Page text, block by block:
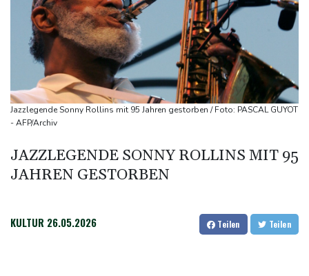
Nordrhein-Westfalen
Menschenrechtsgruppen: Mehr als 140 Tote bei Migrationskrise
in Ceuta
Mindestens zehn Tote bei Angriffen der pro-iranischen Huthis im
Jemen
US-Senat stimmt für verschärfte Sanktionen gegen Russland
US-Gericht setzt Bau von Trumps Ballsaal aus - Präsident
Direkt-ICE Berlin-Paris bleibt wegen Technikproblemen vorerst
unterbrochen
Jazzlegende Sonny Rollins mit 95 Jahren gestorben / Foto: PASCAL GUYOT
- AFP/Archiv
JAZZLEGENDE SONNY ROLLINS MIT 95
JAHREN GESTORBEN
KULTUR 26.05.2026 Teilen Teilen